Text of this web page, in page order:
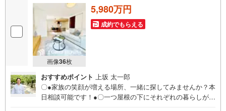
画像36枚
5,980万円
成約でもらえる
おすすめポイント 上坂 太一郎
〇●家族の笑顔が増える場所、一緒に探してみませんか？本
日相談可能です！●〇一つ屋根の下にそれぞれの暮らしがあ